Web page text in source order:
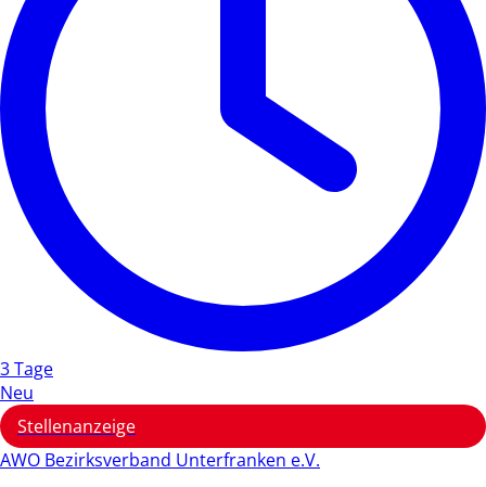
3 Tage
Neu
Stellenanzeige
AWO Bezirksverband Unterfranken e.V.